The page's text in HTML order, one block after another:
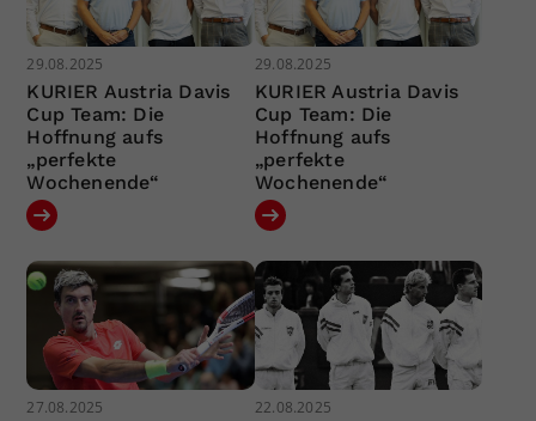
29.08.2025
KURIER Austria Davis
Cup Team: Die
Hoffnung aufs
„perfekte
Wochenende“
29.08.2025
KURIER Austria Davis
Cup Team: Die
Hoffnung aufs
„perfekte
Wochenende“
27.08.2025 22.08.2025